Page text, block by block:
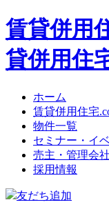
賃貸併用
貸併用住
ホーム
賃貸併用住宅
物件一覧
セミナー・イ
売主・管理会
採用情報
友だち追加